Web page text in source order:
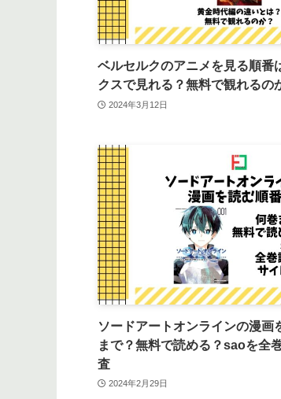
ベルセルクのアニメを見る順番
クスで見れる？無料で観れるの
2024年3月12日
ソードアートオンラインの漫画
まで？無料で読める？saoを全
査
2024年2月29日